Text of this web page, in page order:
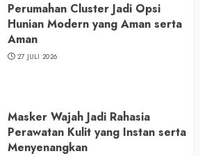
Perumahan Cluster Jadi Opsi
Hunian Modern yang Aman serta
Aman
27 JULI 2026
Masker Wajah Jadi Rahasia
Perawatan Kulit yang Instan serta
Menyenangkan